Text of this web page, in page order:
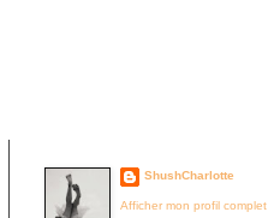
ShushCharlotte
Afficher mon profil complet